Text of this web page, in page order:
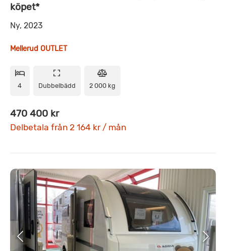
köpet*
Ny, 2023
Mellerud OUTLET
4 Dubbelbädd 2 000 kg
470 400 kr
Delbetala från 2 164 kr / mån